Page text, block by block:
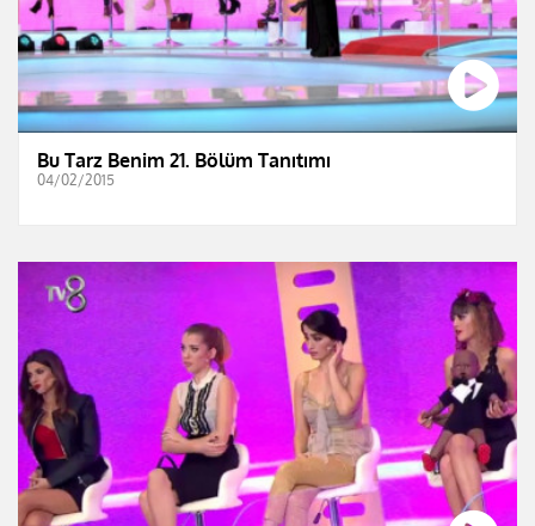
Bu Tarz Benim 21. Bölüm Tanıtımı
04/02/2015